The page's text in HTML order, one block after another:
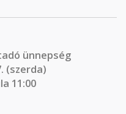
ünnepség
(szerda)
11:00